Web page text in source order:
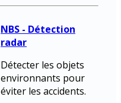
NBS - Détection
radar
Détecter les objets
environnants pour
éviter les accidents.